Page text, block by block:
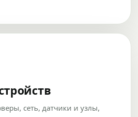
сеть, датчики и узлы,